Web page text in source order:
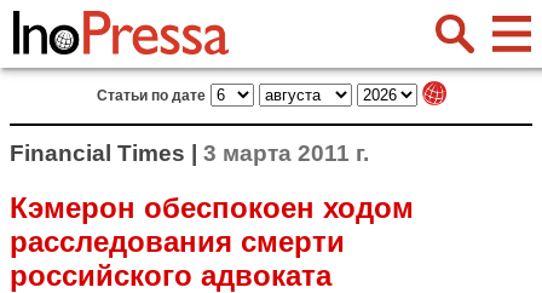
Статьи по дате
Financial Times | 3 марта 2011 г.
Кэмерон обеспокоен ходом
расследования смерти
российского адвоката